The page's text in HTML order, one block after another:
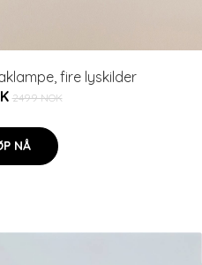
fire lyskilder
2499 NOK
NÅ